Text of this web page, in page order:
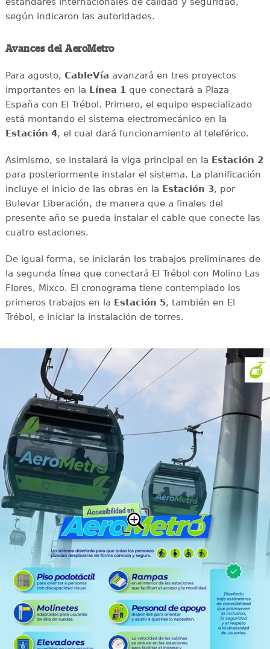
según indicaron las autoridades.
Avances del AeroMetro
Para agosto, CableVía avanzará en tres proyectos
importantes en la Línea 1que conectará a Plaza
España con El Trébol. Primero, el equipo especializado
está montando el sistema electromecánico en la
Estación 4, el cual dará funcionamiento al teleférico.
Asimismo, se instalará la viga principal en la Estación 2
para posteriormente instalar el sistema. La planificación
incluye el inicio de las obras en la Estación 3, por
Bulevar Liberación, de manera que a finales del
presente año se pueda instalar el cable que conecte las
cuatro estaciones.
De igual forma, se iniciarán los trabajos preliminares de
la segunda línea que conectará El Trébol con Molino Las
Flores, Mixco. El cronograma tiene contemplado los
primeros trabajos en la Estación 5, también en El
Trébol, e iniciar la instalación de torres.